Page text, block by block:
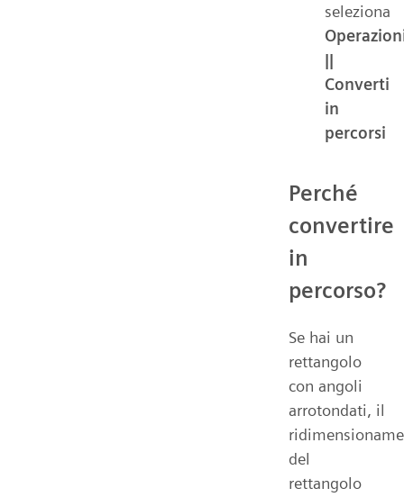
seleziona
||
Converti
in
percorsi
Perché
convertire
in
percorso?
Se hai un
rettangolo
con angoli
arrotondati, il
del
rettangolo